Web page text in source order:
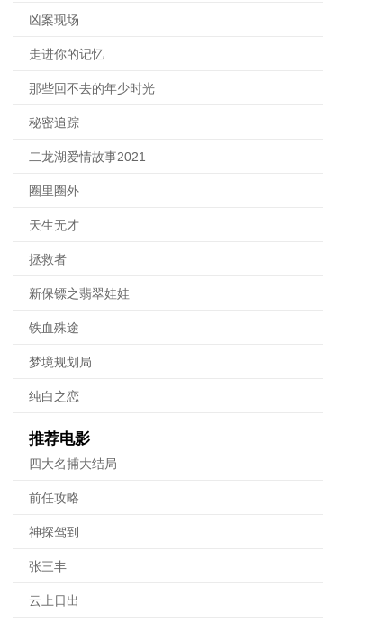
凶案现场
走进你的记忆
那些回不去的年少时光
秘密追踪
二龙湖爱情故事2021
圈里圈外
天生无才
拯救者
新保镖之翡翠娃娃
铁血殊途
梦境规划局
纯白之恋
推荐电影
四大名捕大结局
前任攻略
神探驾到
张三丰
云上日出